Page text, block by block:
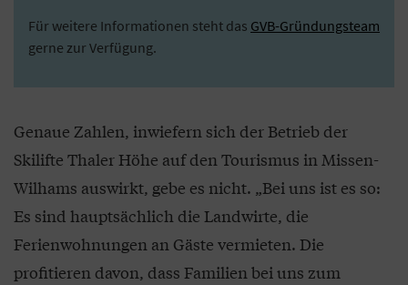
Für weitere Informationen steht das GVB-Gründungsteam
gerne zur Verfügung.
Genaue Zahlen, inwiefern sich der Betrieb der
Skilifte Thaler Höhe auf den Tourismus in Missen-
Wilhams auswirkt, gebe es nicht. „Bei uns ist es so:
Es sind hauptsächlich die Landwirte, die
Ferienwohnungen an Gäste vermieten. Die
profitieren davon, dass Familien bei uns zum